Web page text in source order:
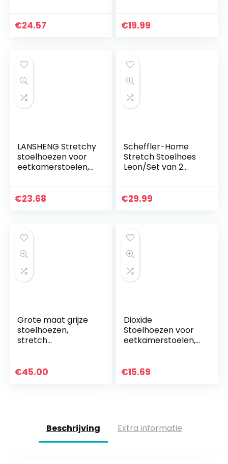
eetkamerstoel
€24.57
katoen, bi-
€19.99
LANSHENG Stretchy
stoelhoezen voor
eetkamerstoelen,
band stoelhoes,
€23.68
Scheffler-Home
Stretch Stoelhoes
Leon/Set van 2
kleding
€29.99
Grote maat grijze
stoelhoezen,
stretch
elastische
€45.00
Dioxide
Stoelhoezen voor
eetkamerstoelen,
onderhoudsarm,
€15.69
Beschrijving Extra informatie